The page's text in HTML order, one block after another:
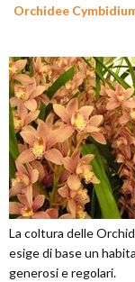
Orchidee
La coltura delle
esige di base un
generosi e regolari.